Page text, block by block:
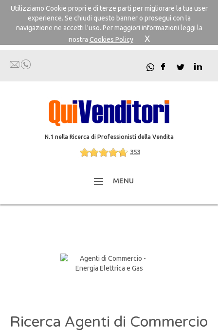
Utilizziamo Cookie propri e di terze parti per migliorare la tua user
experience. Se chiudi questo banner o prosegui con la
navigazione ne accetti l'uso. Per maggiori informazioni leggi la
nostra Cookies Policy X
N.1 nella Ricerca di Professionisti della Vendita
353
MENU
Ricerca Agenti di Commercio